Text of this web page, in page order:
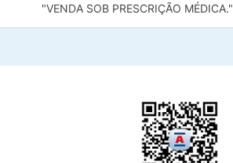
"VENDA SOB PRESCRIÇÃO MÉDICA."